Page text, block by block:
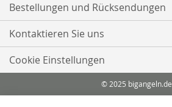
Bestellungen und Rücksendungen
Kontaktieren Sie uns
Cookie Einstellungen
© 2025 bigangeln.de